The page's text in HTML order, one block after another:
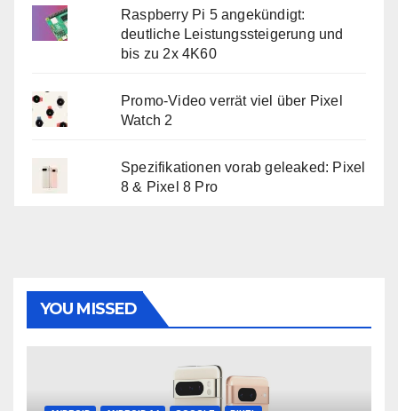
Raspberry Pi 5 angekündigt:
deutliche Leistungssteigerung und
bis zu 2x 4K60
Promo-Video verrät viel über Pixel
Watch 2
Spezifikationen vorab geleaked: Pixel
8 & Pixel 8 Pro
YOU MISSED